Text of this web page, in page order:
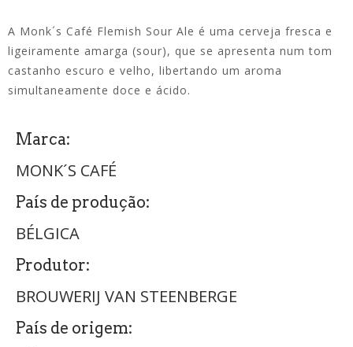
A Monk´s Café Flemish Sour Ale é uma cerveja fresca e
ligeiramente amarga (sour), que se apresenta num tom
castanho escuro e velho, libertando um aroma
simultaneamente doce e ácido.
Marca:
MONK´S CAFÉ
País de produção:
BÉLGICA
Produtor:
BROUWERIJ VAN STEENBERGE
País de origem: